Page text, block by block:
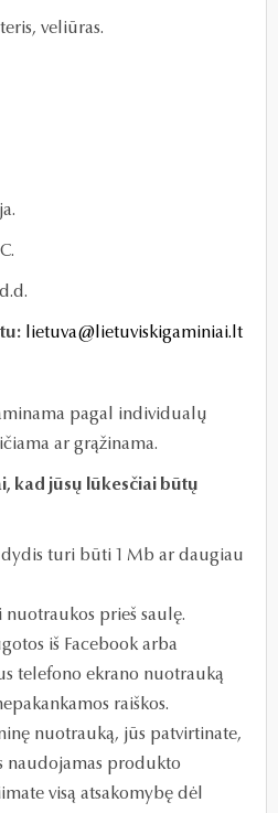
veliūras.
lietuva@lietuviskigaminiai.lt
pagal individualų
ar grąžinama.
kad jūsų lūkesčiai būtų
turi būti 1 Mb ar daugiau
nuotraukos prieš saulę.
iš Facebook arba
telefono ekrano nuotrauką
raiškos.
nuotrauką, jūs patvirtinate,
naudojamas produkto
visą atsakomybę dėl